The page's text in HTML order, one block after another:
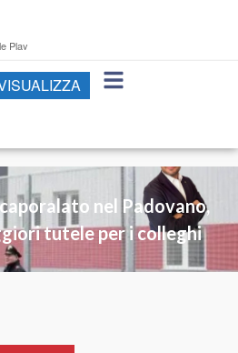
nel Padovano,
tutele per i colleghi
Play